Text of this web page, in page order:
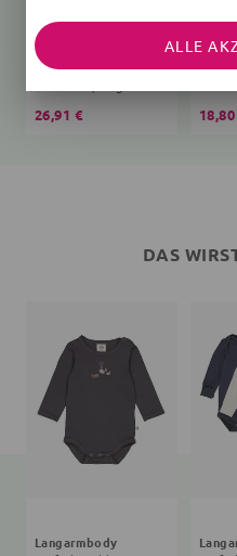
Langarmbody
26,91 €
DAS
Langarmbody
ALLE